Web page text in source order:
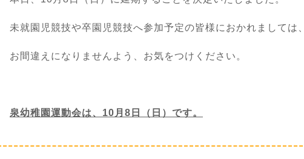
未就園児競技や卒園児競技へ参加予定の皆様におかれましては、
お間違えになりませんよう、お気をつけください。
泉幼稚園運動会は、10月8日（日）です。